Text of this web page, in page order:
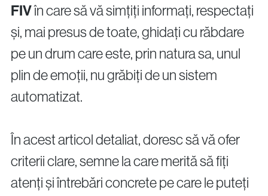
Call Center:+40 219 676sau +40 729 940 799
Luni – Vineri: 09:00 – 17:00
Email:
info@vythoulkas.ro
Politica de confidențialitate
FIVîn care să vă simțiți informați, respectați
și, mai presus de toate, ghidați cu răbdare
pe un drum care este, prin natura sa, unul
plin de emoții, nu grăbiți de un sistem
automatizat.
În acest articol detaliat, doresc să vă ofer
criterii clare, semne la care merită să fiți
atenți și întrebări concrete pe care le puteți